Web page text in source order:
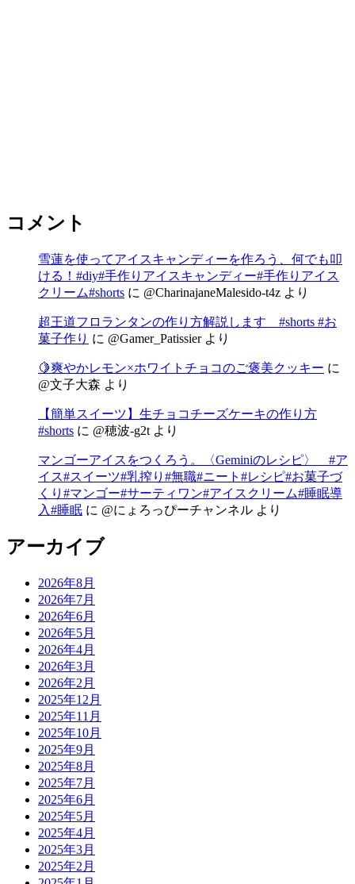
コメント
雪蓮を使ってアイスキャンディーを作ろう、何でも叩
ける！#diy#手作りアイスキャンディー#手作りアイス
クリーム#shorts に @CharinajaneMalesido-t4z より
超王道フロランタンの作り方解説します #shorts #お
菓子作り に @Gamer_Patissierより
🍋爽やかレモン×ホワイトチョコのご褒美クッキー に
@文子大森 より
【簡単スイーツ】生チョコチーズケーキの作り方
#shorts に @穂波-g2t より
マンゴーアイスをつくろう。〈Geminiのレシピ〉 #ア
イス#スイーツ#乳搾り#無職#ニート#レシピ#お菓子づ
くり#マンゴー#サーティワン#アイスクリーム#睡眠導
入#睡眠 に @にょろっぴーチャンネル より
アーカイブ
2026年8月
2026年7月
2026年6月
2026年5月
2026年4月
2026年3月
2026年2月
2025年12月
2025年11月
2025年10月
2025年9月
2025年8月
2025年7月
2025年6月
2025年5月
2025年4月
2025年3月
2025年2月